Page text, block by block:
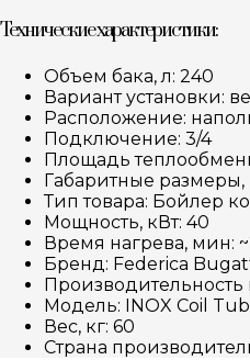
Технические характеристики:
Объем бака, л: 240
Вариант установки:
Расположение:
Подключение: 3/4
Площадь
Габаритные размеры,
Тип товара: Бойлер
Мощность, кВт: 40
Время нагрева, мин:
Бренд: Federica
Производительность
Модель: INOX Coil
Вес, кг: 60
Страна